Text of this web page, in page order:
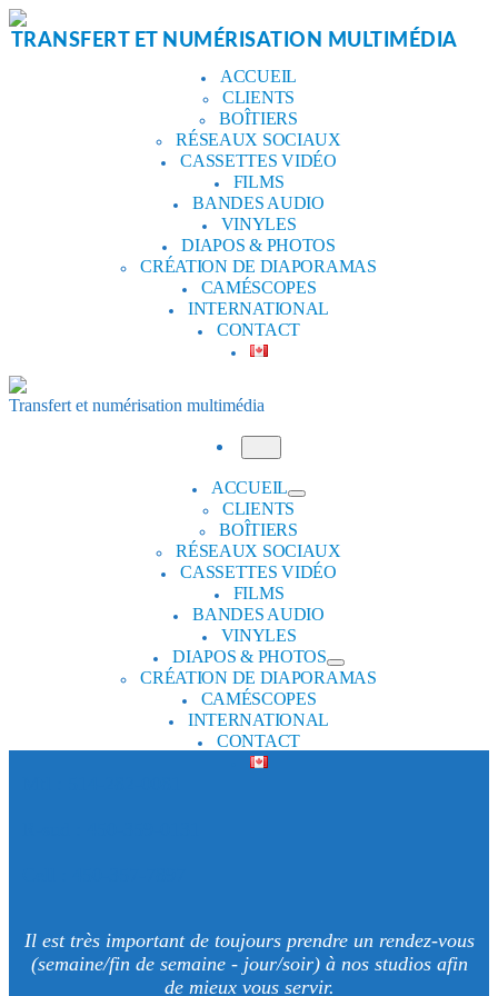
Aller
auTRANSFERT ET NUMÉRISATION MULTIMÉDIA
ACCUEIL
CLIENTS
BOÎTIERS
RÉSEAUX SOCIAUX
CASSETTES VIDÉO
FILMS
BANDES AUDIO
VINYLES
DIAPOS & PHOTOS
CRÉATION DE DIAPORAMAS
CAMÉSCOPES
INTERNATIONAL
CONTACT
Transfert et numérisation multimédia
ACCUEIL
CLIENTS
BOÎTIERS
RÉSEAUX SOCIAUX
CASSETTES VIDÉO
FILMS
BANDES AUDIO
VINYLES
DIAPOS & PHOTOS
CRÉATION DE DIAPORAMAS
CAMÉSCOPES
INTERNATIONAL
CONTACT
Il est très important de toujours prendre un rendez-vous
(semaine/fin de semaine - jour/soir) à nos studios afin
de mieux vous servir.